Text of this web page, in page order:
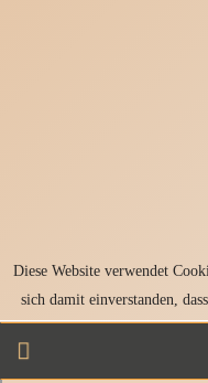
Diese Website verwendet
sich damit einverstanden,